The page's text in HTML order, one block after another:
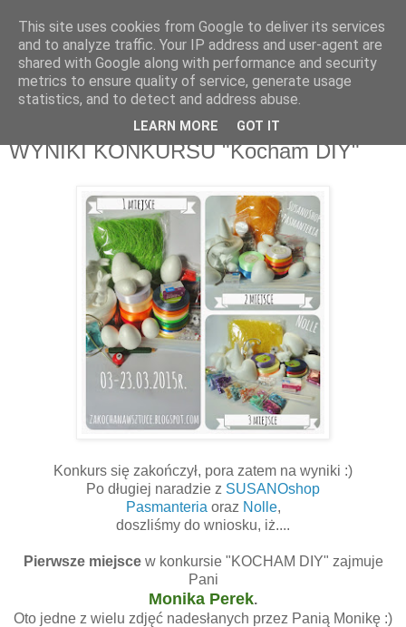
Zakochana w sztuce
Kreatywny blog z ogromną bazą pomysłów DIY i nie tylko.
wtorek, 24 marca 2015
WYNIKI KONKURSU "Kocham DIY"
Konkurs się zakończył, pora zatem na wyniki :)
Po długiej naradzie z SUSANOshop
Pasmanteria oraz Nolle,
doszliśmy do wniosku, iż....
Pierwsze miejscew konkursie "KOCHAM DIY" zajmuje
Pani
Monika Perek.
Oto jedne z wielu zdjęć nadesłanych przez Panią Monikę :)
This site uses cookies from Google to deliver its services
and to analyze traffic. Your IP address and user-agent are
shared with Google along with performance and security
metrics to ensure quality of service, generate usage
statistics, and to detect and address abuse.
LEARN MORE GOT IT